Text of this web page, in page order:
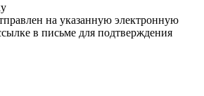
на указанную электронную
в письме для подтверждения